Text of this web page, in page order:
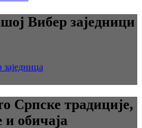
Вибер заједници
традиције,
и обичаја